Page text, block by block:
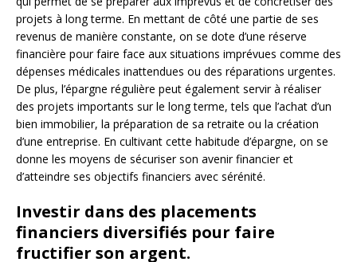
projets à long terme. En mettant de côté une partie de ses
revenus de manière constante, on se dote d’une réserve
financière pour faire face aux situations imprévues comme des
dépenses médicales inattendues ou des réparations urgentes.
De plus, l’épargne régulière peut également servir à réaliser
des projets importants sur le long terme, tels que l’achat d’un
bien immobilier, la préparation de sa retraite ou la création
d’une entreprise. En cultivant cette habitude d’épargne, on se
donne les moyens de sécuriser son avenir financier et
d’atteindre ses objectifs financiers avec sérénité.
Investir dans des placements
financiers diversifiés pour faire
fructifier son argent.